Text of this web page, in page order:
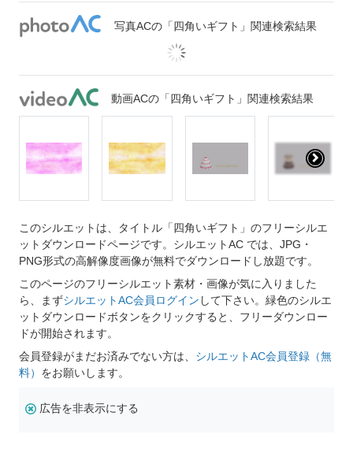
写真ACの「四角いギフト」関連検索結果
動画ACの「四角いギフト」関連検索結果
このシルエットは、タイトル「四角いギフト」のフリーシルエ
ットダウンロードページです。シルエットAC では、JPG・
PNG形式の高解像度画像が無料でダウンロードし放題です。
このページのフリーシルエット素材・画像が気に入りました
ら、まずシルエットAC会員ログイン して下さい。緑色のシルエ
ットダウンロードボタンをクリックすると、フリーダウンロー
ドが開始されます。
会員登録がまだお済みでない方は、 シルエットAC会員登録（無
料） をお願いします。
広告を非表示にする